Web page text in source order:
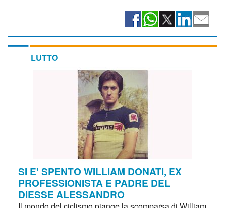
LUTTO
SI E' SPENTO WILLIAM DONATI, EX
PROFESSIONISTA E PADRE DEL
DIESSE ALESSANDRO